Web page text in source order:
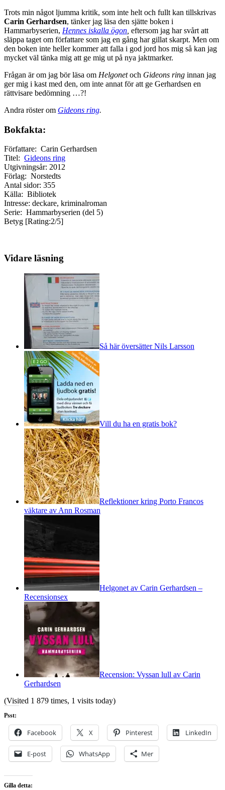
Trots min något ljumma kritik, som inte helt och fullt kan tillskrivas
Carin Gerhardsen, tänker jag läsa den sjätte boken i
Hammarbyserien, Hennes iskalla ögon eftersom jag har svårt att
släppa taget om författare som jag en gång har gillat skarpt. Men om
den boken inte heller kommer att falla i god jord hos mig så kan jag
mycket väl tänka mig att ge mig ut på nya jaktmarker.
Frågan är om jag bör läsa om Helgonetoch Gideons ring innan jag
ger mig i kast med den, om inte annat för att ge Gerhardsen en
rättvisare bedömning …?!
Andra röster om Gideons ring.
Bokfakta:
Författare: Carin Gerhardsen
Titel: Gideons ring
Utgivningsår: 2012
Förlag: Norstedts
Antal sidor: 355
Källa: Bibliotek
Intresse: deckare, kriminalroman
Serie: Hammarbyserien (del 5)
Betyg [Rating:2/5]
Vidare läsning
Så här översätter Nils Larsson
Vill du ha en gratis bok?
Reflektioner kring Porto Francos
väktare av Ann Rosman
Helgonet av Carin Gerhardsen –
Recensionsex
Recension: Vyssan lull av Carin
Gerhardsen
(Visited 1 879 times, 1 visits today)
Psst:
Facebook X Pinterest LinkedIn
E-post WhatsApp Mer
Gilla detta: